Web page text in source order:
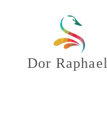
Dor Raphael